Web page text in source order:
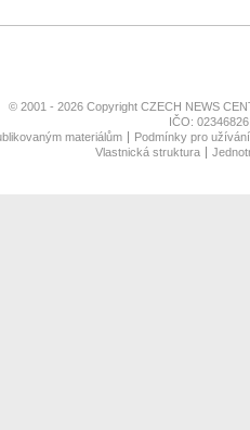
© 2001 - 2026 Copyright CZECH NEWS
IČO:
materiálům
Podmínky pro
Vlastnická struktura